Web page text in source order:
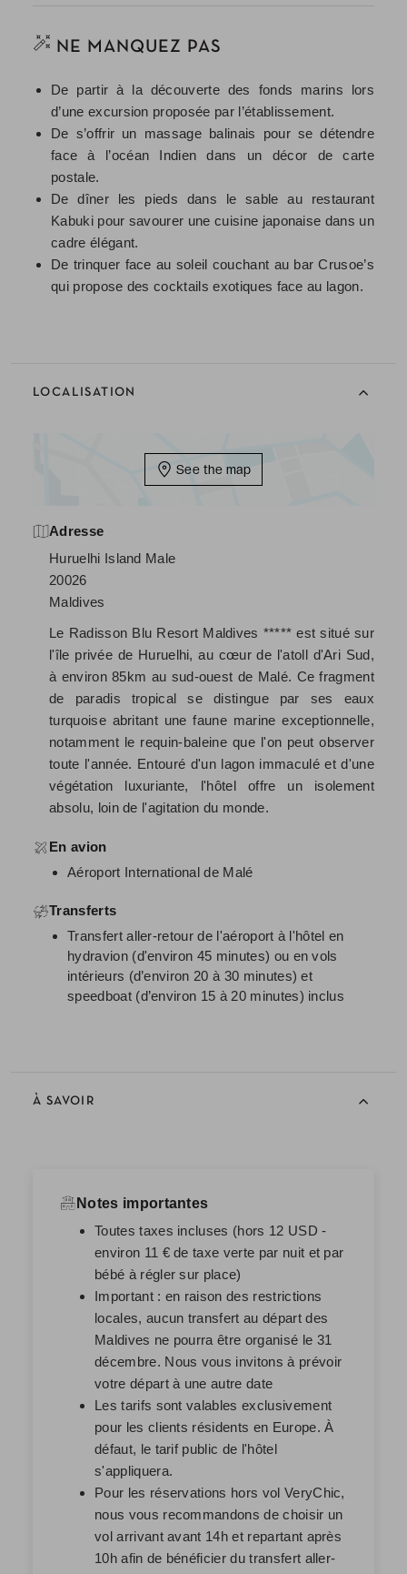
NE MANQUEZ PAS
De partir à la découverte des fonds marins lors
d’une excursion proposée par l’établissement.
De s’offrir un massage balinais pour se détendre
face à l’océan Indien dans un décor de carte
postale.
De dîner les pieds dans le sable au restaurant
Kabuki pour savourer une cuisine japonaise dans un
cadre élégant.
De trinquer face au soleil couchant au bar Crusoe’s
qui propose des cocktails exotiques face au lagon.
LOCALISATION
See the map
Adresse
Huruelhi Island Male
20026
Maldives
Le Radisson Blu Resort Maldives ***** est situé sur
l'île privée de Huruelhi, au cœur de l'atoll d'Ari Sud,
à environ 85km au sud-ouest de Malé. Ce fragment
de paradis tropical se distingue par ses eaux
turquoise abritant une faune marine exceptionnelle,
notamment le requin-baleine que l'on peut observer
toute l'année. Entouré d'un lagon immaculé et d'une
végétation luxuriante, l'hôtel offre un isolement
absolu, loin de l'agitation du monde.
En avion
Aéroport International de Malé
Transferts
Transfert aller-retour de l'aéroport à l'hôtel en
hydravion (d'environ 45 minutes) ou en vols
intérieurs (d’environ 20 à 30 minutes) et
speedboat (d’environ 15 à 20 minutes) inclus
À SAVOIR
Notes importantes
Toutes taxes incluses (hors 12 USD -
environ 11 € de taxe verte par nuit et par
bébé à régler sur place)
Important : en raison des restrictions
locales, aucun transfert au départ des
Maldives ne pourra être organisé le 31
décembre. Nous vous invitons à prévoir
votre départ à une autre date
Les tarifs sont valables exclusivement
pour les clients résidents en Europe. À
défaut, le tarif public de l'hôtel
s'appliquera.
Pour les réservations hors vol VeryChic,
nous vous recommandons de choisir un
vol arrivant avant 14h et repartant après
10h afin de bénéficier du transfert aller-